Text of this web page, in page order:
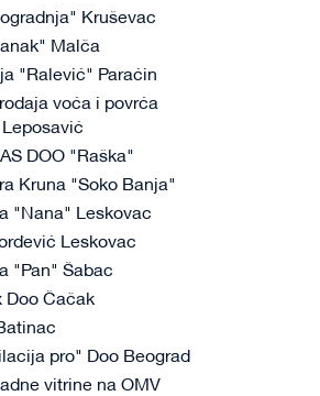
Kruševac
Malča
"Ralević" Paraćin
voća i povrća
DOO "Raška"
Kruna "Soko Banja"
"Nana" Leskovac
Leskovac
"Pan" Šabac
Doo Čačak
pro" Doo Beograd
vitrine na OMV